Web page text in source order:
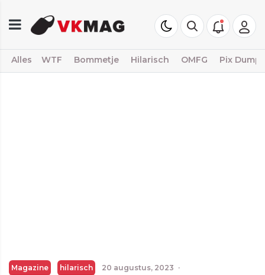
Alles WTF Bommetje Hilarisch OMFG Pix Dump
Magazine hilarisch 20 augustus, 2023 ·